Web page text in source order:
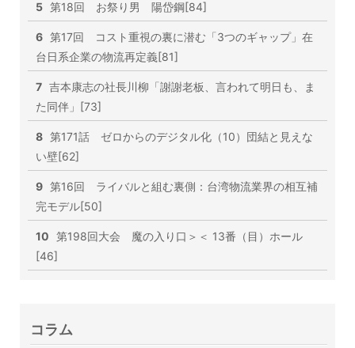
5 第18回 お祭り男 陽岱鋼[84]
6 第17回 コスト重視の裏に潜む「3つのギャップ」在
台日系企業の物流再定義[81]
7 吉本康志の社長川柳「謝謝老板、言われて明日も、ま
た同伴」[73]
8 第171話 ゼロからのデジタル化（10）団結と見えな
い壁[62]
9 第16回 ライバルと組む裏側：台湾物流業界の相互補
完モデル[50]
10 第198回大会 魔の入り口＞＜ 13番（目）ホール
[46]
コラム